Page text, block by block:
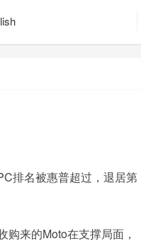
排名被惠普超过，退居第
来的Moto在支撑局面，